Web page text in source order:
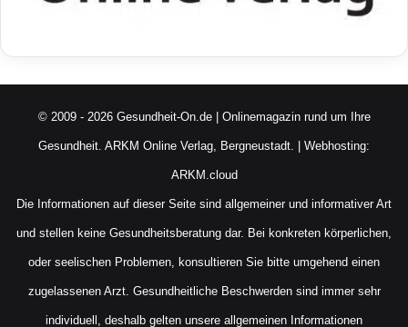
© 2009 - 2026 Gesundheit-On.de | Onlinemagazin rund um Ihre
Gesundheit. ARKM Online Verlag, Bergneustadt. | Webhosting:
ARKM.cloud
Die Informationen auf dieser Seite sind allgemeiner und informativer Art
und stellen keine Gesundheitsberatung dar. Bei konkreten körperlichen,
oder seelischen Problemen, konsultieren Sie bitte umgehend einen
zugelassenen Arzt. Gesundheitliche Beschwerden sind immer sehr
individuell, deshalb gelten unsere allgemeinen Informationen